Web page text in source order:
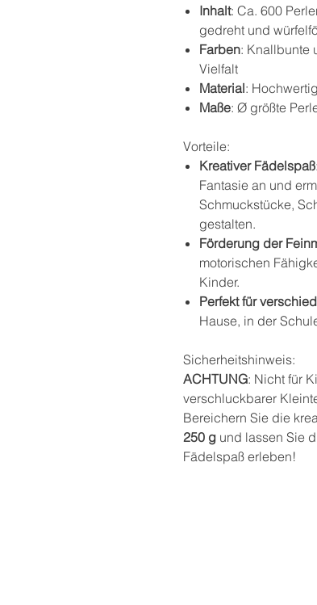
Inhalt: Ca. 600
gedreht und
Farben: Knallbunte
Vielfalt
Material:
Maße: Ø größte
Vorteile:
Kreativer Fädelspaß
Fantasie an und
Schmuckstücke,
gestalten.
Förderung der
motorischen
Kinder.
Perfekt für
Hause, in der
Sicherheitshinweis:
ACHTUNG: Nicht für
verschluckbarer
Bereichern Sie die
250 g und lassen Sie
Fädelspaß erleben!